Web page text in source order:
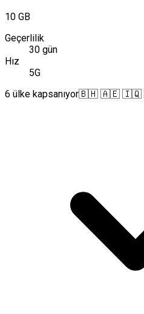
10 GB
Geçerlilik
30 gün
Hız
5G
6 ülke kapsanıyor🇧🇭 🇦🇪 🇮🇶